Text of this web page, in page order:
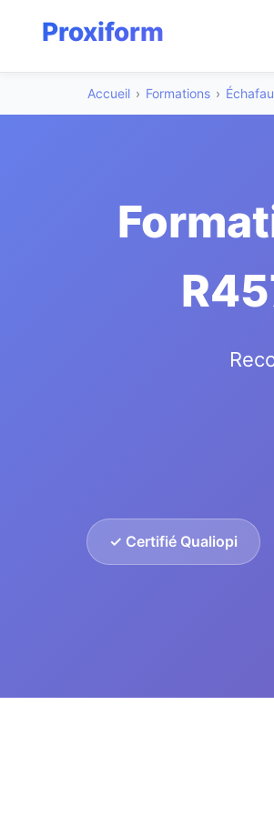
Accueil › Formations ›
✓ Certifié Qualiopi